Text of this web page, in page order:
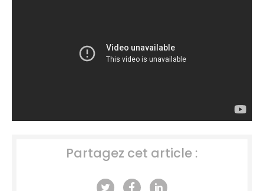
Partagez cet article :